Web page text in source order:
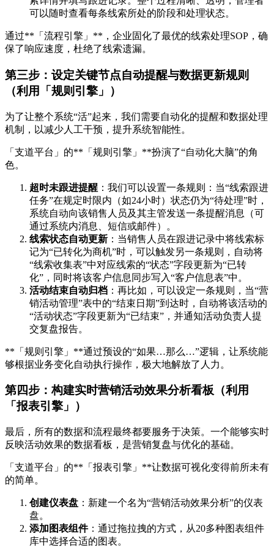
可以随时查看每条线索所处的阶段和处理状态。
通过**「流程引擎」**，企业固化了最优的线索处理SOP，确
保了响应速度，杜绝了线索遗漏。
第三步：设定关键节点自动提醒与数据更新规则
（利用「规则引擎」）
为了让整个系统“活”起来，我们需要自动化的提醒和数据处理
机制，以减少人工干预，提升系统智能性。
「支道平台」的**「规则引擎」**扮演了“自动化大脑”的角
色。
超时未跟进提醒 ：我们可以设置一条规则：当“线索跟进
任务”在规定时限内（如24小时）状态仍为“待处理”时，
系统自动向该销售人员及其主管发送一条提醒消息（可
通过系统内消息、短信或邮件）。
线索状态自动更新 ：当销售人员在跟进记录中将线索标
记为“已转化为商机”时，可以触发另一条规则，自动将
“线索收集表”中对应线索的“状态”字段更新为“已转
化”，同时将该客户信息同步写入“客户信息表”中。
活动结束自动归档 ：再比如，可以设定一条规则，当“营
销活动管理”表中的“结束日期”到达时，自动将该活动的
“活动状态”字段更新为“已结束”，并通知活动负责人提
交复盘报告。
**「规则引擎」**通过预设的“如果…那么…”逻辑，让系统能
够根据业务变化自动执行操作，极大地解放了人力。
第四步：构建实时营销活动效果分析看板（利用
「报表引擎」）
最后，所有的数据和流程最终都要服务于决策。一个能够实时
反映活动效果的数据看板，是营销复盘与优化的基础。
「支道平台」的**「报表引擎」**让数据可视化变得前所未有
的简单。
创建仪表盘 ：新建一个名为“营销活动效果分析”的仪表
盘。
添加图表组件：通过拖拉拽的方式，从20多种图表组件
库中选择合适的图表。